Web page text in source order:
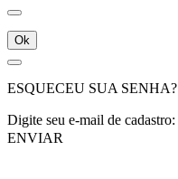
Ok
ESQUECEU SUA SENHA?
Digite seu e-mail de cadastro:
ENVIAR